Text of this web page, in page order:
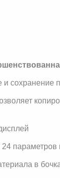
сохранение
24
в